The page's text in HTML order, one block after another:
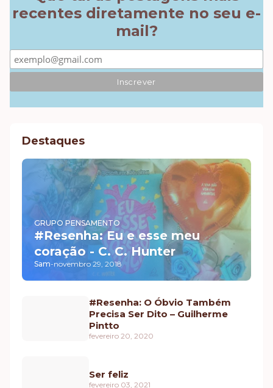
recentes diretamente no seu e-
mail?
Destaques
GRUPO PENSAMENTO
#Resenha: Eu e esse meu
coração - C. C. Hunter
Sam-novembro 29, 2018
#Resenha: O Óbvio Também
Precisa Ser Dito – Guilherme
Pintto
fevereiro 20, 2020
Ser feliz
fevereiro 03, 2021